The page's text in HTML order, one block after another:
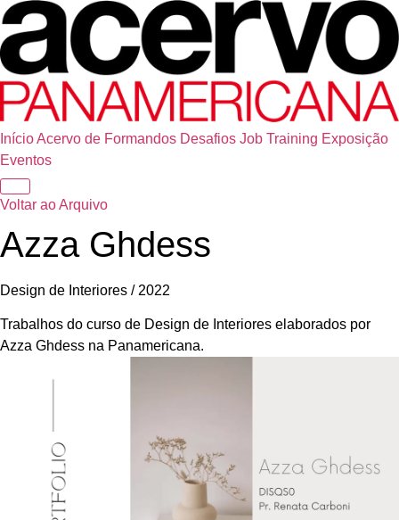
InícioAcervo de Formandos Desafios Job Training Exposição
Eventos
Voltar ao Arquivo
Azza Ghdess
Design de Interiores / 2022
Trabalhos do curso de Design de Interiores elaborados por
Azza Ghdess na Panamericana.